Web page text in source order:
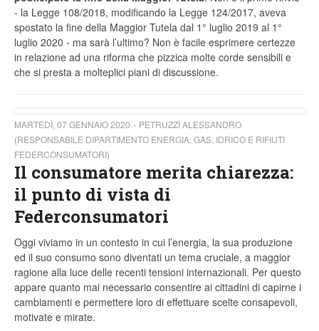
- la Legge 108/2018, modificando la Legge 124/2017, aveva
spostato la fine della Maggior Tutela dal 1° luglio 2019 al 1°
luglio 2020 - ma sarà l’ultimo? Non è facile esprimere certezze
in relazione ad una riforma che pizzica molte corde sensibili e
che si presta a molteplici piani di discussione.
MARTEDÌ, 07 GENNAIO 2020
PETRUZZI ALESSANDRO
(RESPONSABILE DIPARTIMENTO ENERGIA, GAS, IDRICO E RIFIUTI
FEDERCONSUMATORI)
Il consumatore merita chiarezza:
il punto di vista di
Federconsumatori
Oggi viviamo in un contesto in cui l’energia, la sua produzione
ed il suo consumo sono diventati un tema cruciale, a maggior
ragione alla luce delle recenti tensioni internazionali. Per questo
appare quanto mai necessario consentire ai cittadini di capirne i
cambiamenti e permettere loro di effettuare scelte consapevoli,
motivate e mirate.